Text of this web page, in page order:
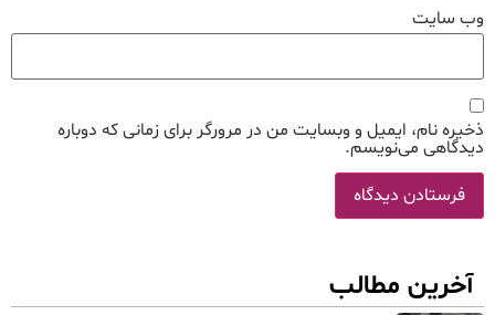
وب‌ سایت
ذخیره نام، ایمیل و وبسایت من در مرورگر برای زمانی که دوباره
دیدگاهی می‌نویسم.
آخرین مطالب